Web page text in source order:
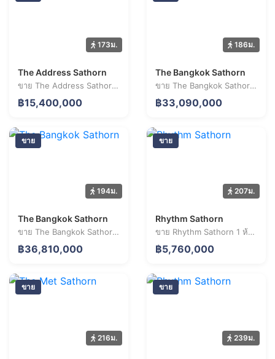
Leaflet| © OpenStreetMap
173ม.
The Address Sathorn
ขาย The Address Sathorn 2 ห้องนอน 50.0 ตร.ม. ราคา 15.40 ล้านบาท
฿15,400,000
186ม.
The Bangkok Sathorn
ขาย The Bangkok Sathorn 1 ห้องนอน 37.0 ตร.ม. ราคา 33.09 ล้านบาท
฿33,090,000
ขาย
194ม.
The Bangkok Sathorn
ขาย The Bangkok Sathorn 1 ห้องนอน 44.7 ตร.ม. ราคา 36.81 ล้านบาท
฿36,810,000
ขาย
207ม.
Rhythm Sathorn
ขาย Rhythm Sathorn 1 ห้องนอน 30.0 ตร.ม. ราคา 5.76 ล้านบาท
฿5,760,000
ขาย
216ม.
ขาย
239ม.